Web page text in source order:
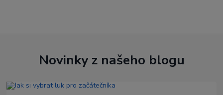
Novinky z našeho blogu